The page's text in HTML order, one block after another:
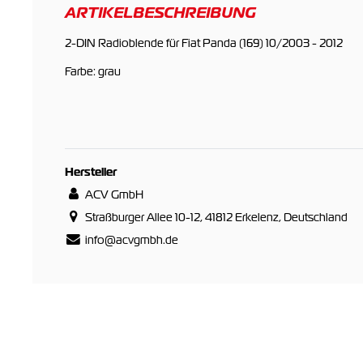
ARTIKELBESCHREIBUNG
2-DIN Radioblende für Fiat Panda (169) 10/2003 - 2012
Farbe: grau
Hersteller
ACV GmbH
Straßburger Allee 10-12, 41812 Erkelenz, Deutschland
info@acvgmbh.de